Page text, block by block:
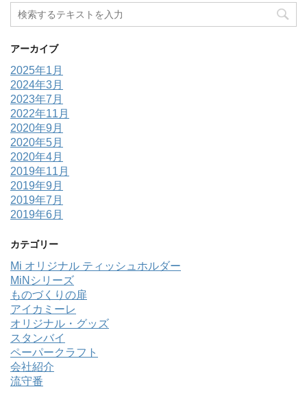
アーカイブ
2025年1月
2024年3月
2023年7月
2022年11月
2020年9月
2020年5月
2020年4月
2019年11月
2019年9月
2019年7月
2019年6月
カテゴリー
Mi オリジナル ティッシュホルダー
MiNシリーズ
ものづくりの扉
アイカミーレ
オリジナル・グッズ
スタンバイ
ペーパークラフト
会社紹介
流守番